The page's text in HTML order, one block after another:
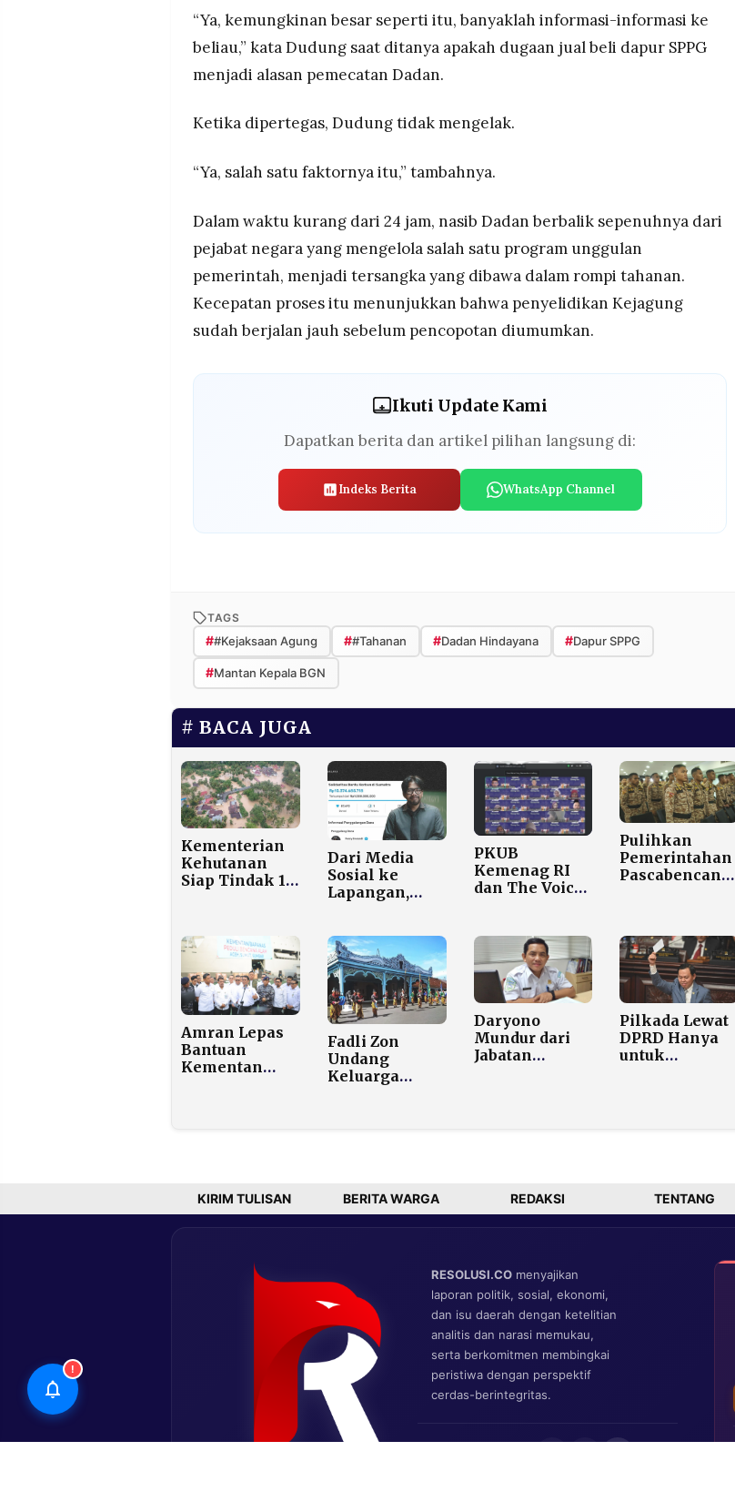
“Ya, kemungkinan besar seperti itu, banyaklah informasi-informasi ke
beliau,” kata Dudung saat ditanya apakah dugaan jual beli dapur SPPG
menjadi alasan pemecatan Dadan.
Ketika dipertegas, Dudung tidak mengelak.
“Ya, salah satu faktornya itu,” tambahnya.
Dalam waktu kurang dari 24 jam, nasib Dadan berbalik sepenuhnya dari
pejabat negara yang mengelola salah satu program unggulan
pemerintah, menjadi tersangka yang dibawa dalam rompi tahanan.
Kecepatan proses itu menunjukkan bahwa penyelidikan Kejagung
sudah berjalan jauh sebelum pencopotan diumumkan.
Ikuti Update Kami
Dapatkan berita dan artikel pilihan langsung di:
Indeks Berita WhatsApp Channel
TAGS
##Kejaksaan Agung ##Tahanan #Dadan Hindayana #Dapur SPPG
#Mantan Kepala BGN
BACA JUGA
Kementerian
Kehutanan
Siap Tindak 12
Picu Bencana
di Sumatra
Dari Media
Sosial ke
Lapangan,
Hingga Rp20
Miliar untuk
Bencana
Sumatera
PKUB
Kemenag RI
dan The Voice
“Harmony
Class” di
Malang Raya,
Jawa Timur,
dan D.I.
Yogyakarta
Pulihkan
Pemerintahan
Pascabencana,
IPDN ke Aceh
Tamiang dan
Aceh Utara
Amran Lepas
Bantuan
Kementan
Fadli Zon
Undang
Keluarga
Daryono
Mundur dari
Jabatan
Pilkada Lewat
DPRD Hanya
untuk
KIRIM TULISAN BERITA WARGA REDAKSI TENTANG
RESOLUSI.CO menyajikan
laporan politik, sosial, ekonomi,
dan isu daerah dengan ketelitian
analitis dan narasi memukau,
serta berkomitmen membingkai
peristiwa dengan perspektif
cerdas-berintegritas.
!